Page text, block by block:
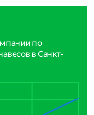
по
в Санкт-